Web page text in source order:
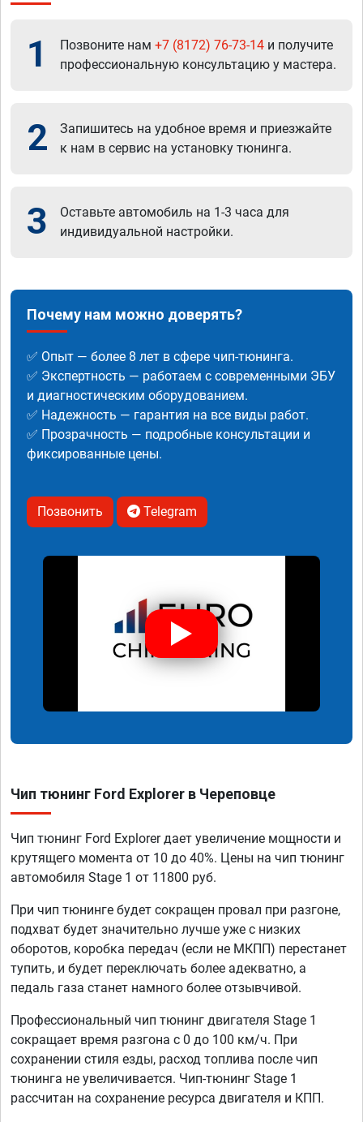
1 Позвоните нам +7 (8172) 76-73-14 и получите
профессиональную консультацию у мастера.
2
Запишитесь на удобное время и приезжайте
к нам в сервис на установку тюнинга.
3
Оставьте автомобиль на 1-3 часа для
индивидуальной настройки.
Почему нам можно доверять?
✅ Опыт — более 8 лет в сфере чип-тюнинга.
✅ Экспертность — работаем с современными ЭБУ
и диагностическим оборудованием.
✅ Надежность — гарантия на все виды работ.
✅ Прозрачность — подробные консультации и
фиксированные цены.
Позвонить Telegram
Чип тюнинг Ford Explorer в Череповце
Чип тюнинг Ford Explorer дает увеличение мощности и
крутящего момента от 10 до 40%. Цены на чип тюнинг
автомобиля Stage 1 от 11800 руб.
При чип тюнинге будет сокращен провал при разгоне,
подхват будет значительно лучше уже с низких
оборотов, коробка передач (если не МКПП) перестанет
тупить, и будет переключать более адекватно, а
педаль газа станет намного более отзывчивой.
Профессиональный чип тюнинг двигателя Stage 1
сокращает время разгона с 0 до 100 км/ч. При
сохранении стиля езды, расход топлива после чип
тюнинга не увеличивается. Чип-тюнинг Stage 1
рассчитан на сохранение ресурса двигателя и КПП.